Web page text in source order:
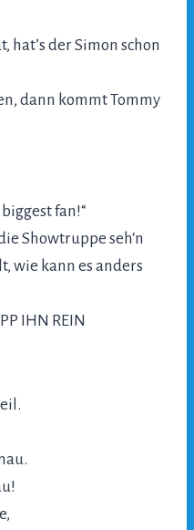
hat’s der Simon schon
dann kommt Tommy
fan!“
Showtruppe seh‘n
wie kann es anders
IHN REIN